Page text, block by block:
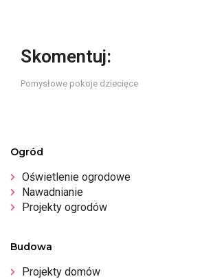
Skomentuj:
Pomysłowe pokoje dziecięce
Ogród
Oświetlenie ogrodowe
Nawadnianie
Projekty ogrodów
Budowa
Projekty domów